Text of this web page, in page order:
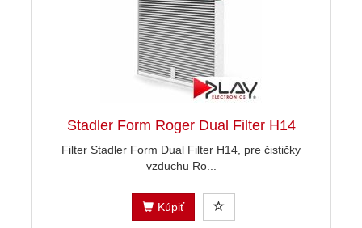
Stadler Form Roger Dual Filter H14
Filter Stadler Form Dual Filter H14, pre čističky
vzduchu Ro...
Kúpiť